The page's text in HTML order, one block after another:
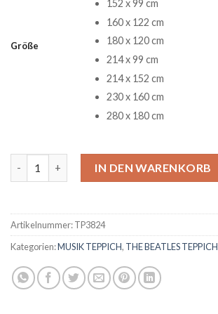
Größe
152 x 99 cm
160 x 122 cm
180 x 120 cm
214 x 99 cm
214 x 152 cm
230 x 160 cm
280 x 180 cm
IN DEN WARENKORB
Artikelnummer:TP3824
Kategorien:MUSIK TEPPICH, THE BEATLES TEPPICH